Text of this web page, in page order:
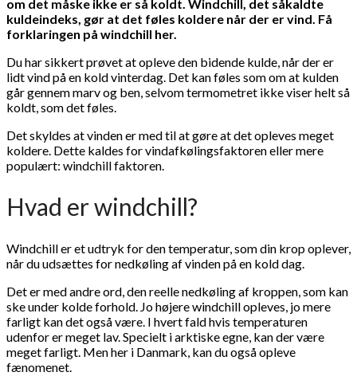
om det måske ikke er så koldt. Windchill, det såkaldte
kuldeindeks, gør at det føles koldere når der er vind. Få
forklaringen på windchill her.
Du har sikkert prøvet at opleve den bidende kulde, når der er
lidt vind på en kold vinterdag. Det kan føles som om at kulden
går gennem marv og ben, selvom termometret ikke viser helt så
koldt, som det føles.
Det skyldes at vinden er med til at gøre at det opleves meget
koldere. Dette kaldes for vindafkølingsfaktoren eller mere
populært: windchill faktoren.
Hvad er windchill?
Windchill er et udtryk for den temperatur, som din krop oplever,
når du udsættes for nedkøling af vinden på en kold dag.
Det er med andre ord, den reelle nedkøling af kroppen, som kan
ske under kolde forhold. Jo højere windchill opleves, jo mere
farligt kan det også være. I hvert fald hvis temperaturen
udenfor er meget lav. Specielt i arktiske egne, kan der være
meget farligt. Men her i Danmark, kan du også opleve
fænomenet.